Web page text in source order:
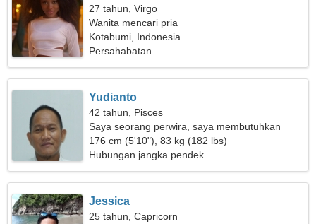
27 tahun, Virgo
Wanita mencari pria
Kotabumi, Indonesia
Persahabatan
Yudianto
42 tahun, Pisces
Saya seorang perwira, saya membutuhkan
wanita yang luar biasa
176 cm (5'10"), 83 kg (182 lbs)
Hubungan jangka pendek
Jessica
25 tahun, Capricorn